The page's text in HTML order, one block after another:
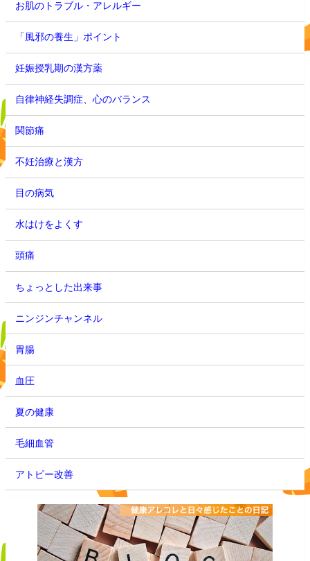
お肌のトラブル・アレルギー
「風邪の養生」ポイント
妊娠授乳期の漢方薬
自律神経失調症、心のバランス
関節痛
不妊治療と漢方
目の病気
水はけをよくす
頭痛
ちょっとした出来事
ニンジンチャンネル
胃腸
血圧
夏の健康
毛細血管
アトピー改善